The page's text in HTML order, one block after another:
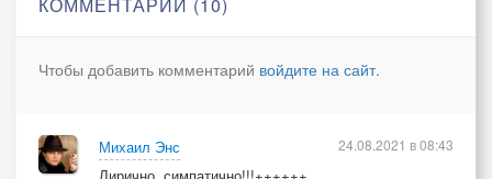
Чтобы добавить комментарий войдите на сайт.
Михаил Энс
24.08.2021 в 08:43